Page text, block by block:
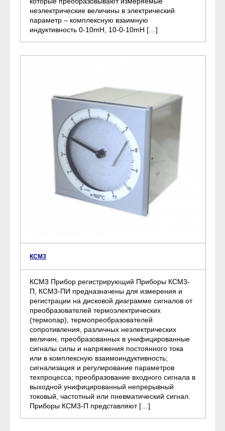
неэлектрические величины в электрический
параметр – комплексную взаимную
индуктивность 0-10mH, 10-0-10mH […]
КСМ3
КСМ3 Прибор регистрирующий Приборы КСМ3-
П, КСМ3-ПИ предназначены для измерения и
регистрации на дисковой диаграмме сигналов от
преобразователей термоэлектрических
(термопар), термопреобразователей
сопротивления, различных неэлектрических
величин, преобразованных в унифицированные
сигналы силы и напряжения постоянного тока
или в комплексную взаимоиндуктивность;
сигнализация и регулирование параметров
техпроцесса; преобразование входного сигнала в
выходной унифицированный непрерывный
токовый, частотный или пневматический сигнал.
Приборы КСМ3-П представляют […]